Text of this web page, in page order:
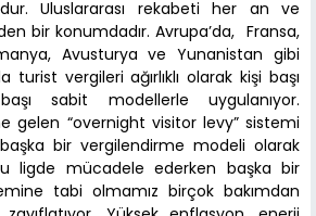
Uluslararası rekabeti her an ve
bir konumdadır. Avrupa’da, Fransa,
Avusturya ve Yunanistan gibi
vergileri ağırlıklı olarak kişi başı
sabit modellerle uygulanıyor.
gelen “overnight visitor levy” sistemi
bir vergilendirme modeli olarak
ligde mücadele ederken başka bir
tabi olmamız birçok bakımdan